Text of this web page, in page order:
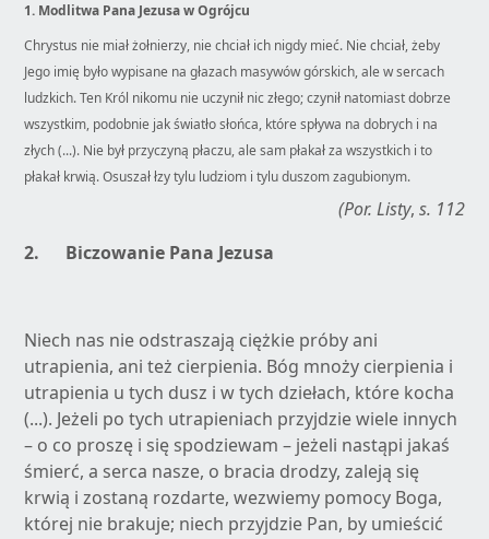
1. Modlitwa Pana Jezusa w Ogrójcu
Chrystus nie miał żołnierzy, nie chciał ich nigdy mieć. Nie chciał, żeby
Jego imię było wypisane na głazach masywów górskich, ale w sercach
ludzkich. Ten Król nikomu nie uczynił nic złego; czynił natomiast dobrze
wszystkim, podobnie jak światło słońca, które spływa na dobrych i na
złych (...). Nie był przyczyną płaczu, ale sam płakał za wszystkich i to
płakał krwią. Osuszał łzy tylu ludziom i tylu duszom zagubionym.
(Por. Listy, s. 112
2. Biczowanie Pana Jezusa
Niech nas nie odstraszają ciężkie próby ani
utrapienia, ani też cierpienia. Bóg mnoży cierpienia i
utrapienia u tych dusz i w tych dziełach, które kocha
(...). Jeżeli po tych utrapieniach przyjdzie wiele innych
– o co proszę i się spodziewam – jeżeli nastąpi jakaś
śmierć, a serca nasze, o bracia drodzy, zaleją się
krwią i zostaną rozdarte, wezwiemy pomocy Boga,
której nie brakuje; niech przyjdzie Pan, by umieścić